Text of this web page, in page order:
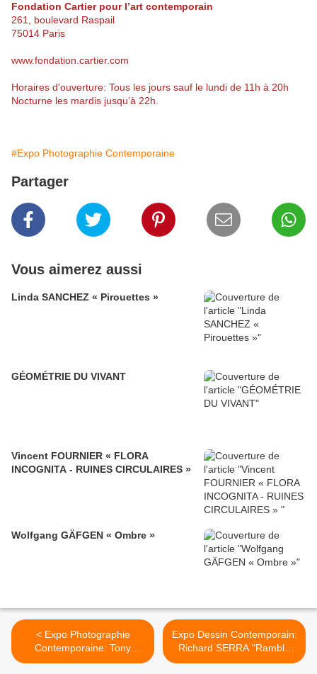
Fondation Cartier pour l’art contemporain
261, boulevard Raspail
75014 Paris
www.fondation.cartier.com
Horaires d'ouverture: Tous les jours sauf le lundi de 11h à 20h
Nocturne les mardis jusqu’à 22h.
#Expo Photographie Contemporaine
Partager
Vous aimerez aussi
Linda SANCHEZ « Pirouettes »
GÉOMÉTRIE DU VIVANT
Vincent FOURNIER « FLORA
INCOGNITA - RUINES CIRCULAIRES »
Wolfgang GÄFGEN « Ombre »
< Expo Photographie
Contemporaine: Tony
HAGE « Pris sur le Vif »
Expo Dessin Contemporain:
Richard SERRA "Ramble
Drawings" >